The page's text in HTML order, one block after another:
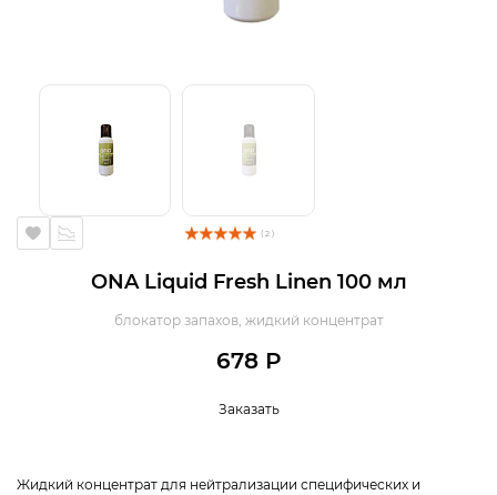
( 2 )
ONA Liquid Fresh Linen 100 мл
блокатор запахов, жидкий концентрат
678 Р
Заказать
Жидкий концентрат для нейтрализации специфических и